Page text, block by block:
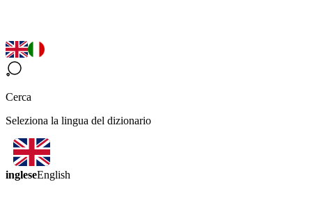
Cerca
Seleziona la lingua del dizionario
ingleseEnglish